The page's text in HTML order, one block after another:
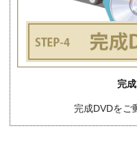
完
完成DVDをご